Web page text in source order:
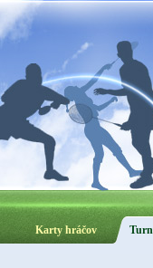
Karty hráčov